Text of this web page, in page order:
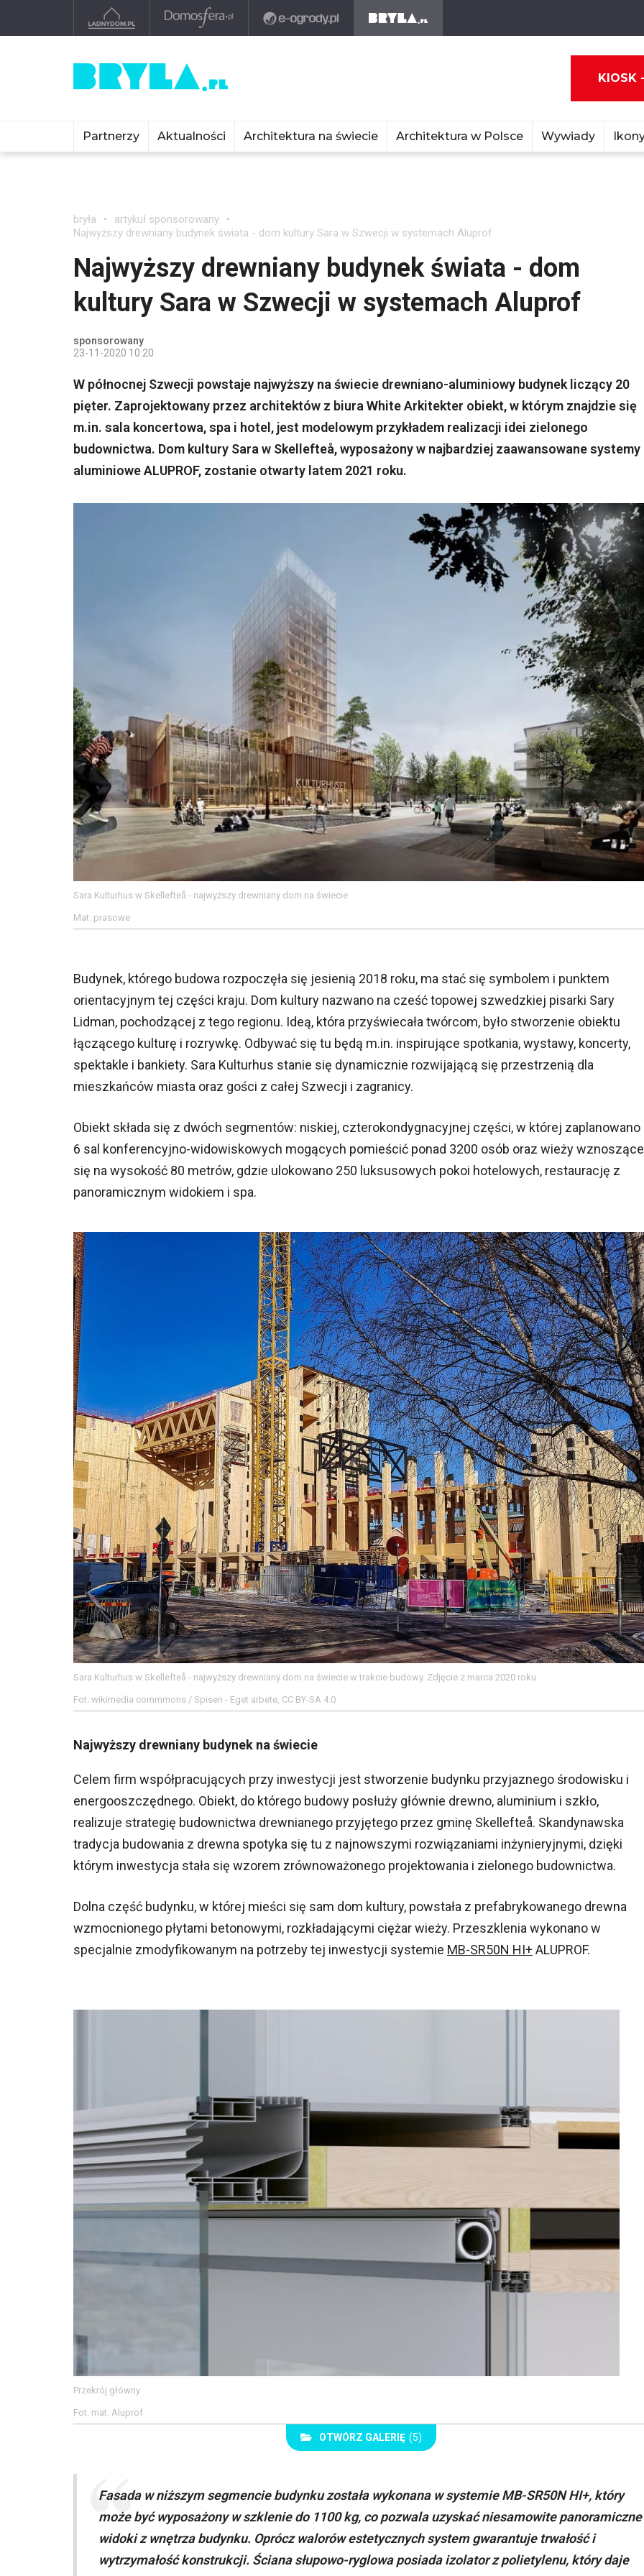
KIOSK
Partnerzy Aktualności Architektura na świecie Architektura w Polsce Wywiady
bryła
artykuł sponsorowany
Najwyższy drewniany budynek świata - dom kultury Sara w Szwecji w systemach Aluprof
Najwyższy drewniany budynek świata - dom
kultury Sara w Szwecji w systemach Aluprof
sponsorowany
23-11-2020 10:20
W północnej Szwecji powstaje najwyższy na świecie drewniano-aluminiowy budynek liczący 20
pięter. Zaprojektowany przez architektów z biura White Arkitekter obiekt, w którym znajdzie się
m.in. sala koncertowa, spa i hotel, jest modelowym przykładem realizacji idei zielonego
budownictwa. Dom kultury Sara w Skellefteå, wyposażony w najbardziej zaawansowane systemy
aluminiowe ALUPROF, zostanie otwarty latem 2021 roku.
Sara Kulturhus w Skellefteå - najwyższy drewniany dom na świecie
Mat. prasowe
Budynek, którego budowa rozpoczęła się jesienią 2018 roku, ma stać się symbolem i punktem
orientacyjnym tej części kraju. Dom kultury nazwano na cześć topowej szwedzkiej pisarki Sary
Lidman, pochodzącej z tego regionu. Ideą, która przyświecała twórcom, było stworzenie obiektu
łączącego kulturę i rozrywkę. Odbywać się tu będą m.in. inspirujące spotkania, wystawy, koncerty,
spektakle i bankiety. Sara Kulturhus stanie się dynamicznie rozwijającą się przestrzenią dla
mieszkańców miasta oraz gości z całej Szwecji i zagranicy.
Obiekt składa się z dwóch segmentów: niskiej, czterokondygnacyjnej części, w której zaplanowano
6 sal konferencyjno-widowiskowych mogących pomieścić ponad 3200 osób oraz wieży
się na wysokość 80 metrów, gdzie ulokowano 250 luksusowych pokoi hotelowych, restaurację z
panoramicznym widokiem i spa.
Sara Kulturhus w Skellefteå - najwyższy drewniany dom na świecie w trakcie budowy. Zdjęcie z marca 2020 roku
Fot. wikimedia commmons / Spisen - Eget arbete, CC BY-SA 4.0
Najwyższy drewniany budynek na świecie
Celem firm współpracujących przy inwestycji jest stworzenie budynku przyjaznego środowisku i
energooszczędnego. Obiekt, do którego budowy posłuży głównie drewno, aluminium i szkło,
realizuje strategię budownictwa drewnianego przyjętego przez gminę Skellefteå. Skandynawska
tradycja budowania z drewna spotyka się tu z najnowszymi rozwiązaniami inżynieryjnymi, dzięki
którym inwestycja stała się wzorem zrównoważonego projektowania i zielonego budownictwa.
Dolna część budynku, w której mieści się sam dom kultury, powstała z prefabrykowanego drewna
wzmocnionego płytami betonowymi, rozkładającymi ciężar wieży. Przeszklenia wykonano w
specjalnie zmodyfikowanym na potrzeby tej inwestycji systemie MB-SR50N HI+ ALUPROF.
Przekrój główny
Fot. mat. Aluprof
OTWÓRZ GALERIĘ (5)
Fasada w niższym segmencie budynku została wykonana w systemie MB-SR50N HI+, który
może być wyposażony w szklenie do 1100 kg, co pozwala uzyskać niesamowite panoramiczne
widoki z wnętrza budynku. Oprócz walorów estetycznych system gwarantuje trwałość i
wytrzymałość konstrukcji. Ściana słupowo-ryglowa posiada izolator z polietylenu, który daje